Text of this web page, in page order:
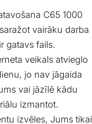
C65 1000
vairāku darba
gatavs fails.
veikals atvieglo
jo nav jāgaida
vai jāzīlē kādu
izmantot.
izvēles, Jums tikai